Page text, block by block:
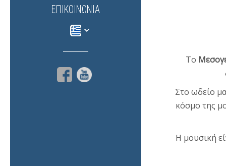
ΕΠΙΚΟΙΝΩΝΊΑ
Το
Στο ωδείο
κόσμο της
Η μουσική